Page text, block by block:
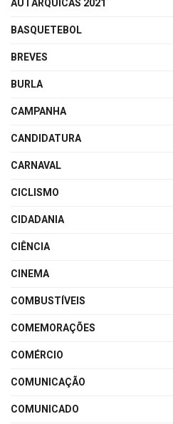
AUTÁRQUICAS 2021
BASQUETEBOL
BREVES
BURLA
CAMPANHA
CANDIDATURA
CARNAVAL
CICLISMO
CIDADANIA
CIÊNCIA
CINEMA
COMBUSTÍVEIS
COMEMORAÇÕES
COMÉRCIO
COMUNICAÇÃO
COMUNICADO